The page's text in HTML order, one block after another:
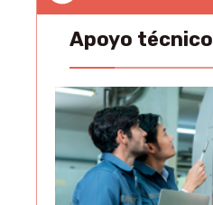
Apoyo técnico